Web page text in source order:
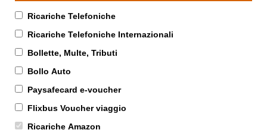
Ricariche Telefoniche
Ricariche Telefoniche Internazionali
Bollette, Multe, Tributi
Bollo Auto
Paysafecard e-voucher
Flixbus Voucher viaggio
Ricariche Amazon